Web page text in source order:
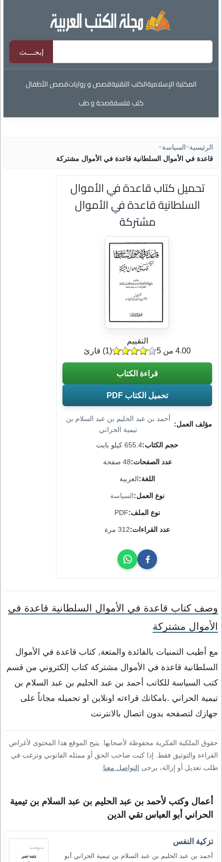
المكتبة الإسلاميةالكتب التقنيةقصص و رواياتقصص الأطفال
كتب فلسفةصحة و طب
الرئيسية> السياسة>
قاعدة في الأموال السلطانية قاعدة في الأموال مشتركة
تحميل كتاب قاعدة في الأموال
السلطانية قاعدة في الأموال
مشتركة
مؤلف العمل:
أحمد بن عبد الحليم بن عبد السلام بن
تيمية الحراني
حجم الكتاب:655.4 كيلو بايت
عدد الصفحات:48 صفحة
اللغة:العربية
نوع العمل:السياسة
نوع الملف:PDF
عدد القراءات:312 مرة
التقييم
(
1) قارئ 4.00 من 5
قراءة الكتاب
تحميل الكتاب PDF
وصف كتاب قاعدة في الأموال السلطانية قاعدة في
الأموال مشتركة
مع أطيب التمنيات بالفائدة والمتعة, كتاب قاعدة في الأموال
السلطانية قاعدة في الأموال مشتركة كتاب إلكتروني من قسم
كتب السياسة للكاتب أحمد بن عبد الحليم بن عبد السلام بن
تيمية الحراني .بامكانك قراءته اونلاين او تحميله مجاناً على
جهازك لتصفحه بدون اتصال بالانترنت
حقوق الملكية الفكرية محفوظة لأصحابها. يتيح الموقع هذا المحتوى لأغراض
القراءة والتوثيق فقط. إذا كنت صاحب الحق أو ممثله القانوني وترغب في
طلب تعديل أو إزالة، يرجى التواصل معنا
أعمال وكتب لأحمد بن عبد الحليم بن عبد السلام بن تيمية
الحراني أبو العباس تقي الدين
تزكية النفس
أحمد بن عبد الحليم بن عبد السلام بن تيمية الحراني أبو